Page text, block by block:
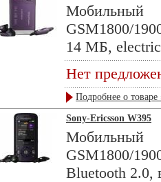
GSM1800/
14 МБ,
Нет
Подробнее о товаре
Sony-Ericsson W395
GSM1800/
Bluetooth 2.0,